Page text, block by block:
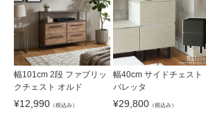
幅101cm 2段 ファブリッ
クチェスト オルド
¥12,990 （税込み）
幅40cm サイドチェスト
バレッタ
¥29,800 （税込み）